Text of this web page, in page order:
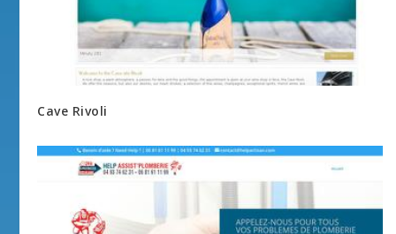
Cave Rivoli